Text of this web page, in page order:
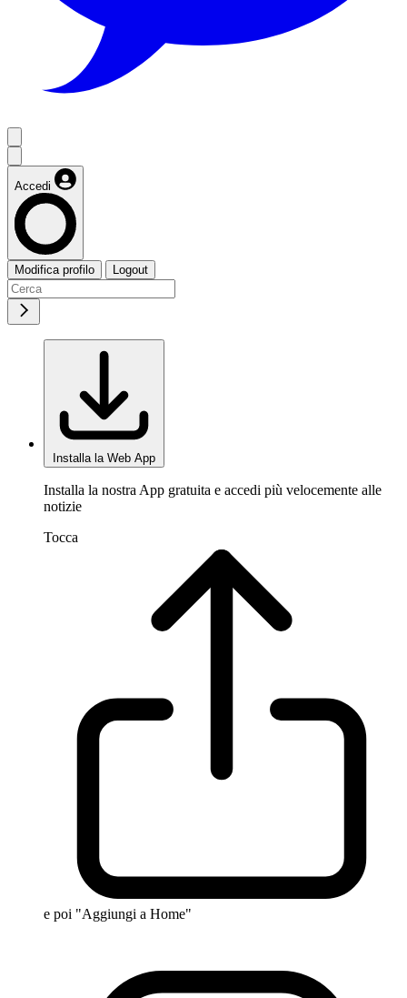
Accedi
Modifica profilo Logout
Installa la Web App
Installa la nostra App gratuita e accedi più velocemente alle
notizie
Tocca
e poi "Aggiungi a Home"